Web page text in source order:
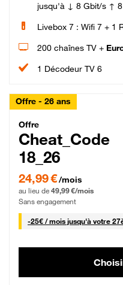
jusqu'à ↓ 8 Gbit/s ↑
Livebox 7 : Wifi 7 + 1
200 chaînes TV +
1 Décodeur TV 6
Offre - 26 ans
Cheat_Code
Offre
Cheat_Code
18_26
24,99 € par mois pendant 0
24,99 €/mois
au lieu de 49,99 €/mois
Sans engagement
-25€ / mois25 € par mois
jusqu'à votre